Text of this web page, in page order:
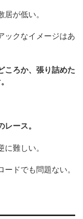
が低い。
ックなイメージはあ
ころか、張り詰めた
ース。
に難しい。
ドでも問題ない。